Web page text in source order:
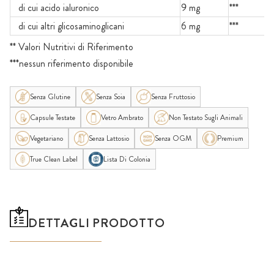
di cui acido ialuronico
9 mg
***
di cui altri glicosaminoglicani
6 mg
***
** Valori Nutritivi di Riferimento
***nessun riferimento disponibile
Senza Glutine Senza Soia
Senza Fruttosio
Capsule Testate
Vetro Ambrato
Non Testato Sugli Animali
Vegetariano
Senza Lattosio Senza OGM
Premium
True Clean Label
Lista Di Colonia
DETTAGLI PRODOTTO